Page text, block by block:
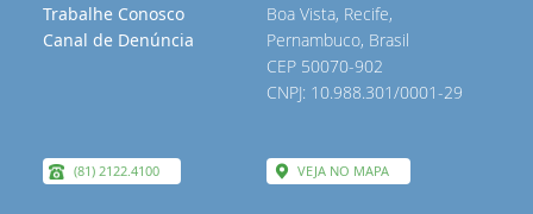
Trabalhe Conosco
Canal de Denúncia
(81) 2122.4100
Boa Vista, Recife,
Pernambuco, Brasil
CEP 50070-902
CNPJ: 10.988.301/0001-29
VEJA NO MAPA